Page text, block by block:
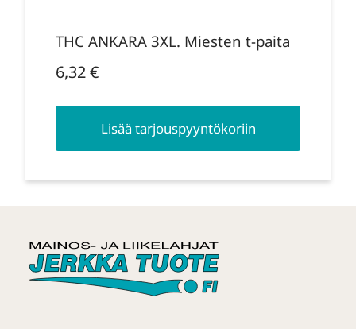
THC ANKARA 3XL. Miesten t-paita
6,32€
Lisää tarjouspyyntökoriin